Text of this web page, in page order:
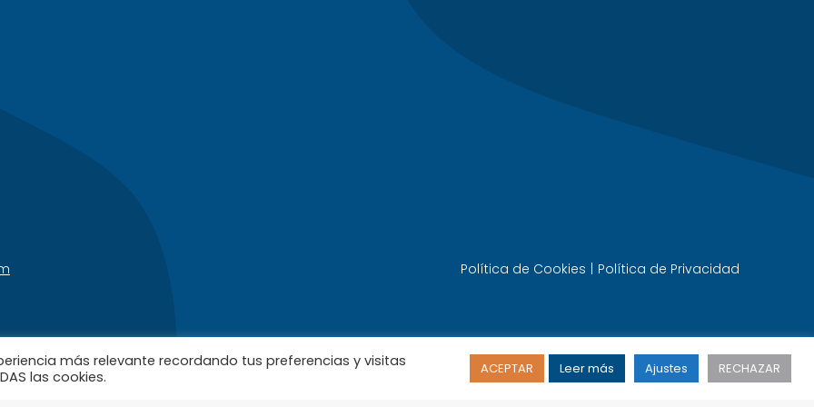
Política de Cookies Política de Privacidad
más relevante recordando tus preferencias y visitas
las cookies.
ACEPTAR Leer más Ajustes RECHAZAR